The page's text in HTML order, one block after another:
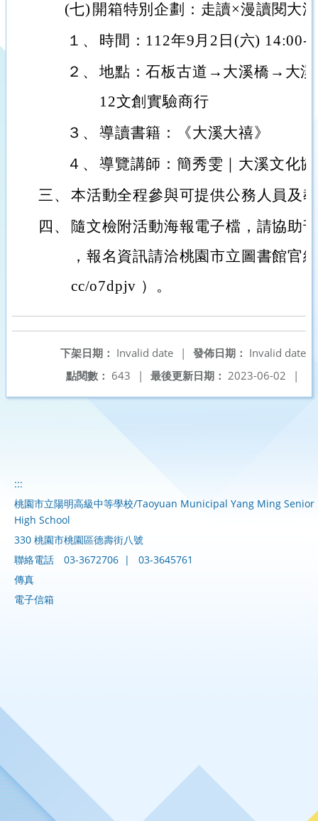
(七) 開箱特別企劃：走讀×漫讀閱大溪
１、
時間：112年9月2日(六) 14:00-
２、 地點：石板古道→大溪橋→大
12文創實驗商行
３、 導讀書籍：《大溪大禧》
４、 導覽講師：簡秀雯｜大溪文化
三、 本活動全程參與可提供公務人員及
四、
隨文檢附活動海報電子檔，請協助
，報名資訊請洽桃園市立圖書館官
cc/o7dpjv ）。
發佈日期： Invalid date
下架日期： Invalid date
|
最後更新日期： 2023-06-02 |
點閱數： 643 |
:::
桃園市立陽明高級中等學校/Taoyuan Municipal Yang Ming Senior
High School
330 桃園市桃園區德壽街八號
聯絡電話
03-3672706 |
03-3645761
傳真
電子信箱